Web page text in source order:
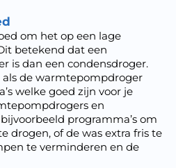
om het op een lage
betekend dat een
is dan een condensdroger.
de warmtepompdroger
welke goed zijn voor je
en
programma’s om
drogen, of de was extra fris te
te verminderen en de